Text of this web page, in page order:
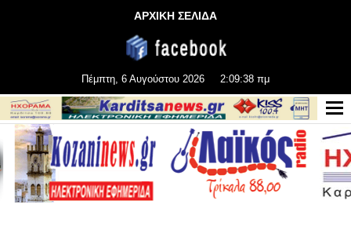
ΑΡΧΙΚΗ ΣΕΛΙΔΑ
Πέμπτη, 6 Αυγούστου 2026 2:09:39 πμ